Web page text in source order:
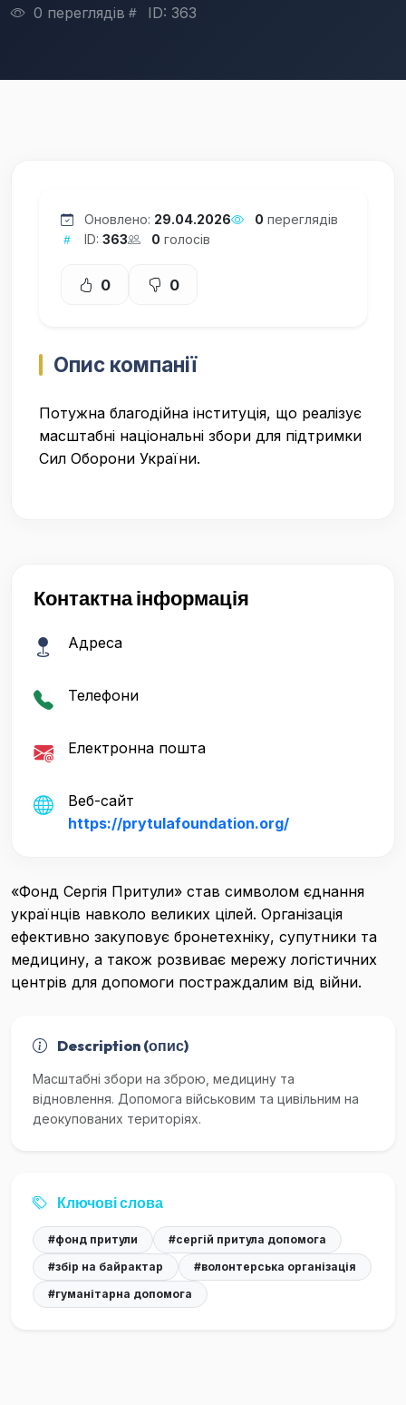
0 переглядів
ID: 363
Оновлено: 29.04.2026 0 переглядів
ID: 363 0 голосів
0 0
Опис компанії
Потужна благодійна інституція, що реалізує
масштабні національні збори для підтримки
Сил Оборони України.
Контактна інформація
Адреса
Телефони
Електронна пошта
Веб-сайт
https://prytulafoundation.org/
«Фонд Сергія Притули» став символом єднання
українців навколо великих цілей. Організація
ефективно закуповує бронетехніку, супутники та
медицину, а також розвиває мережу логістичних
центрів для допомоги постраждалим від війни.
Description (опис)
Масштабні збори на зброю, медицину та
відновлення. Допомога військовим та цивільним на
деокупованих територіях.
Ключові слова
#фонд притули
#сергій притула допомога
#збір на байрактар
#волонтерська організація
#гуманітарна допомога